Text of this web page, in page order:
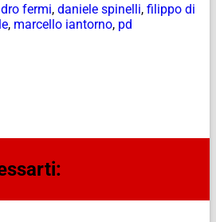
fermi, daniele spinelli, filippo di
, marcello iantorno, pd